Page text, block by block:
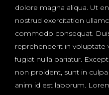
dolore magna aliqua. Ut
nostrud exercitation
commodo consequat.
reprehenderit in voluptate
fugiat nulla pariatur.
non proident, sunt in
anim id est laborum.